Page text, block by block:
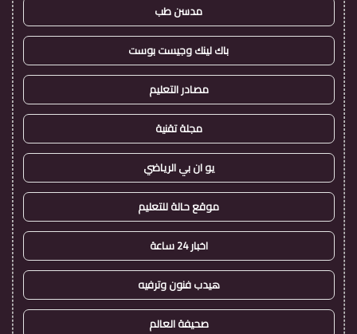
مدسن طب
باك لينك وجيست بوست
مصادر التعليم
مجلة تقنية
يو ان بي الرياضي
موقع حالة للتعليم
اخبار 24 ساعة
هيدب فنون وترفيه
صحيفة العالم